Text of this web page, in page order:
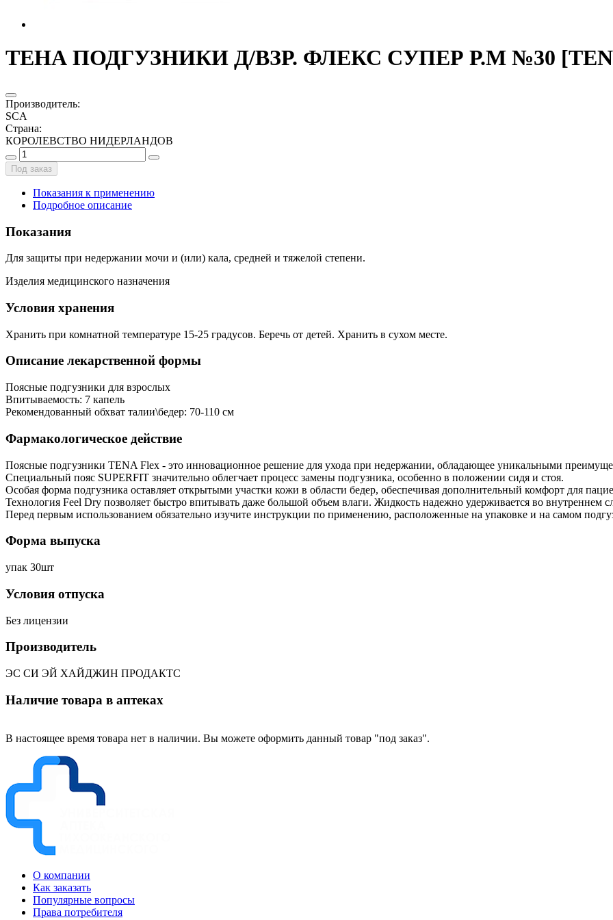
ТЕНА ПОДГУЗНИКИ Д/ВЗР. ФЛЕКС СУПЕР Р.M №30
Производитель:
SCA
Страна:
КОРОЛЕВСТВО НИДЕРЛАНДОВ
Под заказ
Показания к применению
Подробное описание
Показания
Для защиты при недержании мочи и (или) кала, средней и тяжелой степени.
Изделия медицинского назначения
Условия хранения
Хранить при комнатной температуре 15-25 градусов. Беречь от детей. Хранить в сухом месте.
Описание лекарственной формы
Поясные подгузники для взрослых
Впитываемость: 7 капель
Рекомендованный обхват талии\бедер: 70-110 см
Фармакологическое действие
Поясные подгузники TENA Flex - это инновационное решение для ухода при недержании, обладающее уникальными
Специальный пояс SUPERFIT значительно облегчает процесс замены подгузника, особенно в положении сидя и стоя.
Особая форма подгузника оставляет открытыми участки кожи в области бедер, обеспечивая дополнительный комфорт для
Технология Feel Dry позволяет быстро впитывать даже большой объем влаги. Жидкость надежно удерживается во внутреннем
Перед первым использованием обязательно изучите инструкции по применению, расположенные на упаковке и на самом
Форма выпуска
упак 30шт
Условия отпуска
Без лицензии
Производитель
ЭС СИ ЭЙ ХАЙДЖИН ПРОДАКТС
Наличие товара в аптеках
В настоящее время товара нет в наличии. Вы можете оформить данный товар "под заказ".
О компании
Как заказать
Популярные вопросы
Права потребителя